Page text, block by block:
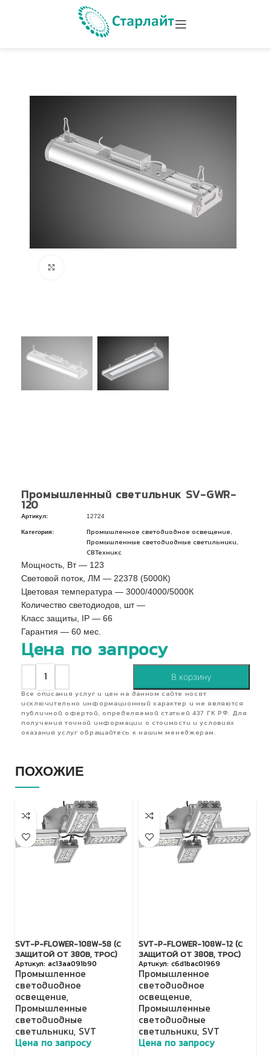
Промышленный светильник SV-GWR-
120
Артикул: 12724
Категория: Промышленное светодиодное освещение
Промышленные светодиодные светильники
СВТехникс
Мощность, Вт — 123
Световой поток, ЛМ — 22378 (5000К)
Цветовая температура — 3000/4000/5000К
Количество светодиодов, шт —
Класс защиты, IP — 66
Гарантия — 60 мес.
Цена по запросу
В корзину
Все описания услуг и цен на данном сайте носят
исключительно информационный характер и не являются
публичной офертой, определяемой статьей 437 ГК РФ. Для
получения точной информации о стоимости и условиях
оказания услуг обращайтесь к нашим менеджерам.
ПОХОЖИЕ
SVT-P-FLOWER-108W-58 (С
ЗАЩИТОЙ ОТ 380В, ТРОС)
ac13aa091b90
Промышленное
светодиодное
освещение,
Промышленные
светодиодные
светильники, SVT
Цена по запросу
SVT-P-FLOWER-108W-12 (С
ЗАЩИТОЙ ОТ 380В, ТРОС)
c6d1bac01969
Промышленное
светодиодное
освещение,
Промышленные
светодиодные
светильники, SVT
Цена по запросу